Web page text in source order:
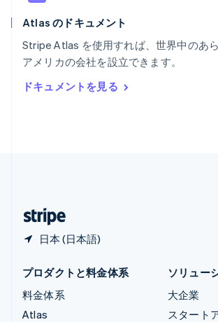
Atlas のドキュメント
Stripe Atlas を使用すれば、世界中のあ
アメリカの会社を設立できます。
ドキュメントを見る
日本 (日本語)
リトアニア
リヒテンシュタイン
DeutschEnglish
ルーマニア
English
プロダクトと料金体系
料金体系
Atlas
ソリュー
大企業
スタート